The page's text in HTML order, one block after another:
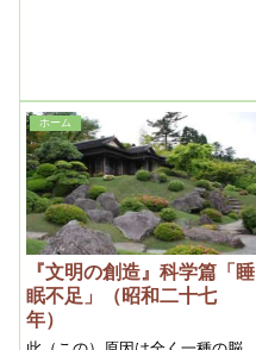
ホーム
『文明の創造』科学篇「睡
眠不足」（昭和二十七
年）